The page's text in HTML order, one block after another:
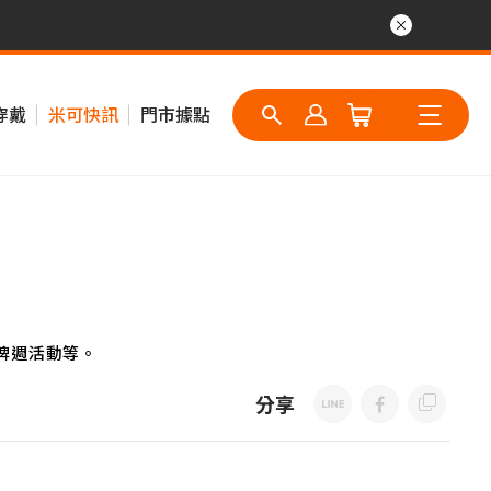
戴 米可快訊 門市據點
活動等。
分享